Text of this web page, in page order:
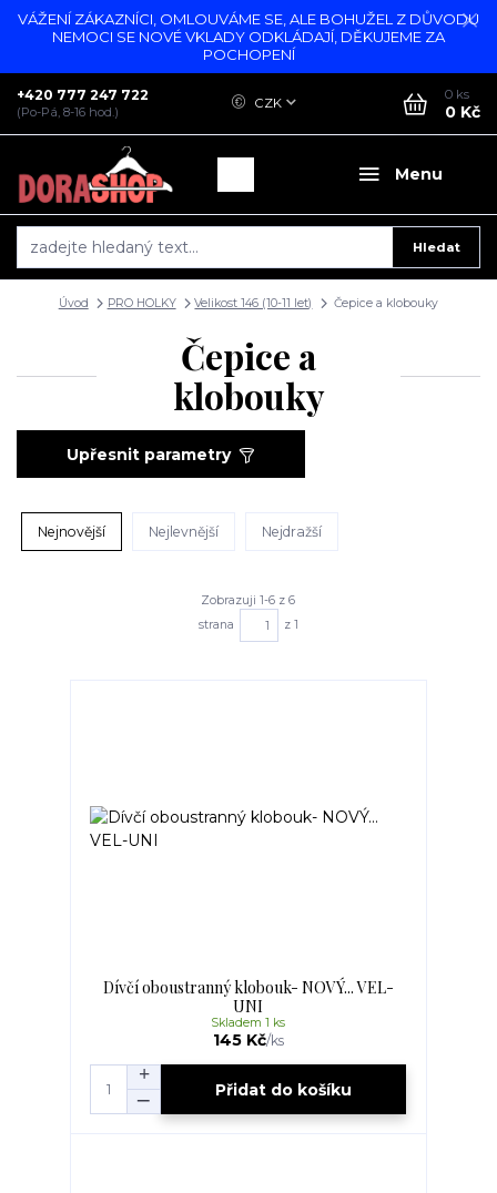
VÁŽENÍ ZÁKAZNÍCI, OMLOUVÁME SE, ALE BOHUŽEL Z DŮVODU
NEMOCI SE NOVÉ VKLADY ODKLÁDAJÍ, DĚKUJEME ZA
POCHOPENÍ
Menu
CZK
Hledat
+420 777 247 722
(Po-Pá, 8-16 hod.)
0 ks
0 Kč
Úvod PRO HOLKY Velikost 146 (10-11 let) Čepice a klobouky
Čepice a
klobouky
Upřesnit parametry
Nejnovější Nejlevnější Nejdražší
Zobrazuji 1-6 z 6
strana
z 1
Dívčí oboustranný klobouk- NOVÝ... VEL-
UNI
145 Kč/ks
Skladem 1 ks
Přidat do košíku